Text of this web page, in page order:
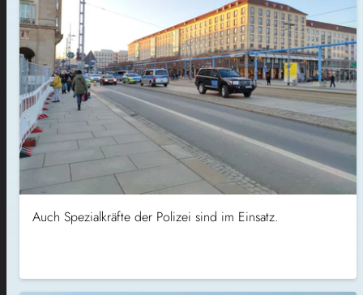
Auch Spezialkräfte der Polizei sind im Einsatz.